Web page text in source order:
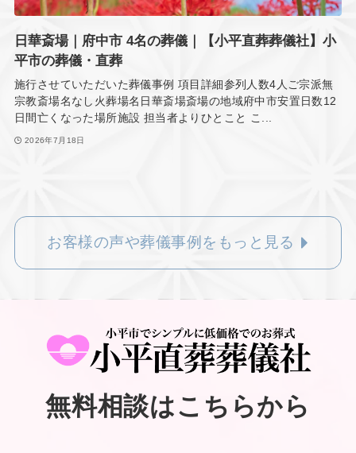
日華斎場｜府中市 4名の葬儀｜【小平直葬葬儀社】小
平市の葬儀・直葬
施行させていただいた葬儀事例 項目詳細参列人数4人ご宗派無
宗教斎場名なし火葬場名日華斎場斎場の地域府中市安置日数12
日間亡くなった場所施設 担当者よりひとこと こ...
2026年7月18日
お客様の声や葬儀事例をもっと見る
無料相談はこちらから